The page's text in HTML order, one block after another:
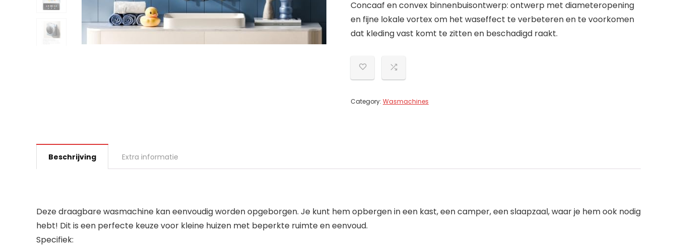
Concaaf en convex binnenbuisontwerp: ontwerp met diameteropening
en fijne lokale vortex om het waseffect te verbeteren en te voorkomen
dat kleding vast komt te zitten en beschadigd raakt.
Category: Wasmachines
Beschrijving Extra informatie
Deze draagbare wasmachine kan eenvoudig worden opgeborgen. Je kunt hem opbergen in een kast, een camper, een slaapzaal, waar je hem ook nodig
hebt! Dit is een perfecte keuze voor kleine huizen met beperkte ruimte en eenvoud.
Specifiek: